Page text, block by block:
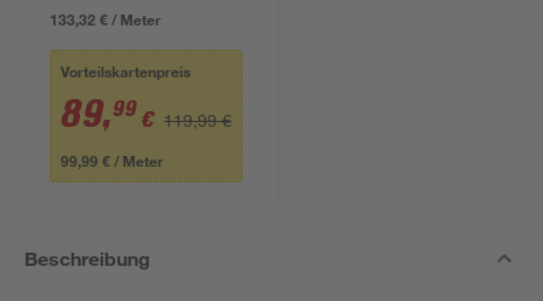
133,32 € / Meter
Vorteilskartenpreis
89,99 € 119,99 €
99,99 € / Meter
Beschreibung